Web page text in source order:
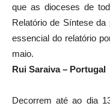
que as dioceses de
Relatório de Síntese
essencial do relatório
maio.
Rui Saraiva – Portugal
Decorrem até ao dia